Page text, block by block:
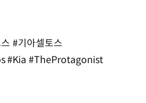
#기아셀토스
#Kia #TheProtagonist